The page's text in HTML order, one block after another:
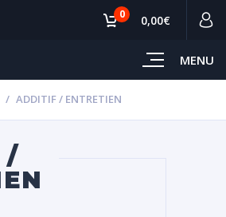
MENU
0 0,00€
ADDITIF / ENTRETIEN
/